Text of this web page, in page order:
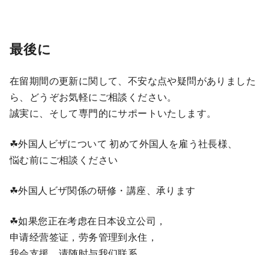
最後に
在留期間の更新に関して、不安な点や疑問がありました
ら、どうぞお気軽にご相談ください。
誠実に、そして専門的にサポートいたします。
☘外国人ビザについて 初めて外国人を雇う社長様、
悩む前にご相談ください
☘外国人ビザ関係の研修・講座、承ります
☘如果您正在考虑在日本设立公司，
申请经营签证，劳务管理到永住，